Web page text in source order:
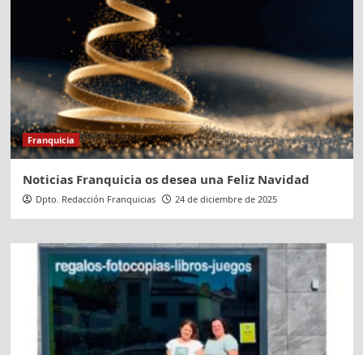
Franquicia
Noticias Franquicia os desea una Feliz Navidad
Dpto. Redacción Franquicias 24 de diciembre de 2025